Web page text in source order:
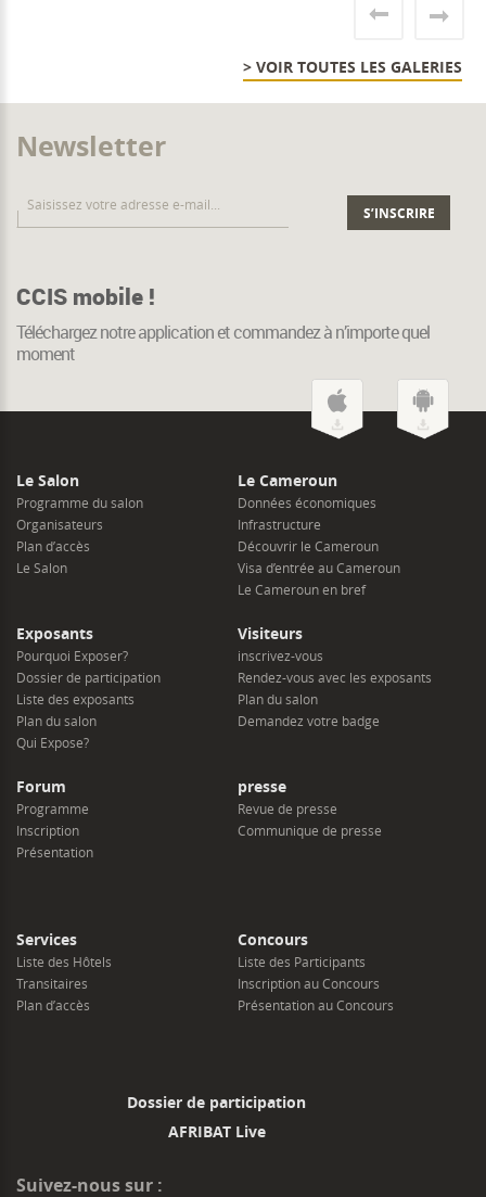
> VOIR TOUTES LES GALERIES
Newsletter
CCIS mobile !
Téléchargez notre application et commandez à n’importe quel
moment
Le Salon
Le Salon
Programme du salon
Organisateurs
Plan d’accès
Le Cameroun
Le Cameroun en bref
Données économiques
Infrastructure
Découvrir le Cameroun
Visa d’entrée au Cameroun
Exposants
Qui Expose?
Pourquoi Exposer?
Dossier de participation
Liste des exposants
Plan du salon
Visiteurs
Demandez votre badge
inscrivez-vous
Rendez-vous avec les exposants
Plan du salon
Forum
Présentation
Programme
Inscription
presse
Communique de presse
Revue de presse
Services
Plan d’accès
Liste des Hôtels
Transitaires
Concours
Présentation au Concours
Liste des Participants
Inscription au Concours
Dossier de participation
AFRIBAT Live
Suivez-nous sur :